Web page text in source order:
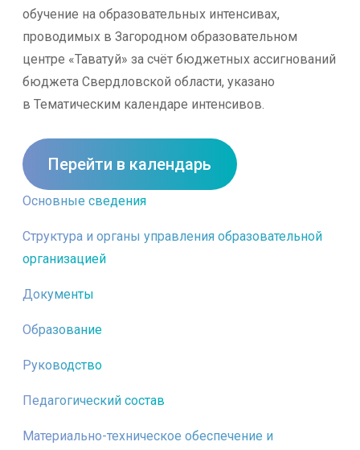
обучение на образовательных интенсивах,
проводимых в Загородном образовательном
центре «Таватуй» за счёт бюджетных ассигнований
бюджета Свердловской области, указано
в Тематическим календаре интенсивов.
Перейти в календарь
Основные сведения
Структура и органы управления образовательной
организацией
Документы
Образование
Руководство
Педагогический состав
Материально-техническое обеспечение и